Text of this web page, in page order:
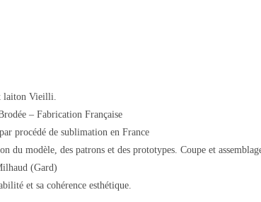
laiton Vieilli.
– Fabrication Française
procédé de sublimation en France
du modèle, des patrons et des prototypes. Coupe et
(Gard)
et sa cohérence esthétique.